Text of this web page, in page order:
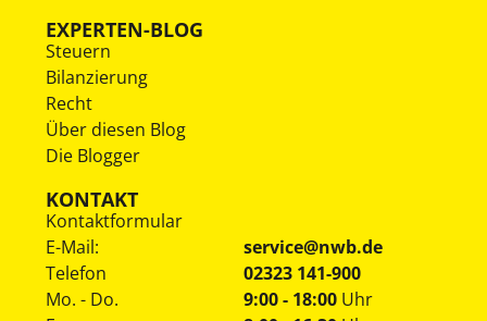
EXPERTEN-BLOG
Steuern
Bilanzierung
Recht
Über diesen Blog
Die Blogger
KONTAKT
Kontaktformular
E-Mail:
service@nwb.de
Telefon
02323 141-900
Mo. - Do.
9:00 - 18:00 Uhr